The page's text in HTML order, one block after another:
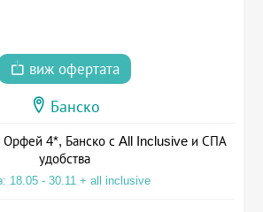
виж офертата
Банско
Орфей 4*, Банско с All Inclusive и СПА
удобства
18.05 - 30.11 + all inclusive